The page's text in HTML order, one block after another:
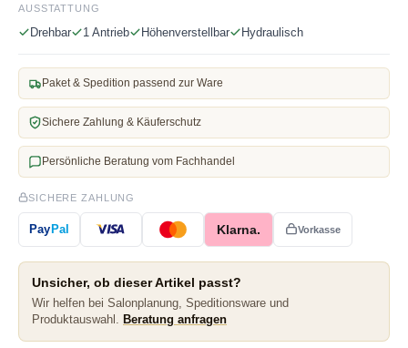
AUSSTATTUNG
Drehbar 1 Antrieb Höhenverstellbar Hydraulisch
Paket & Spedition passend zur Ware
Sichere Zahlung & Käuferschutz
Persönliche Beratung vom Fachhandel
SICHERE ZAHLUNG
PayPal Klarna. Vorkasse
Unsicher, ob dieser Artikel passt?
Wir helfen bei Salonplanung, Speditionsware und
Produktauswahl.
Beratung anfragen